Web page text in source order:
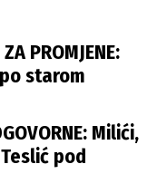
PROMJENE:
starom
Milići,
pod